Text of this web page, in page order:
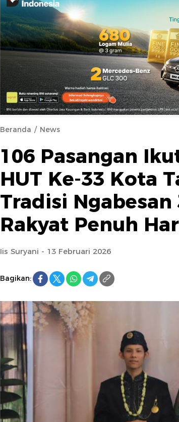
Beranda News
106 Pasangan
HUT Ke-33 Kota
Tradisi Ngabesan
Rakyat Penuh
Iis Suryani - 13 Februari 2026
Bagikan: